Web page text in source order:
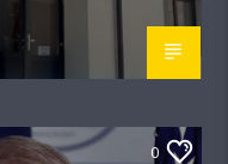
0